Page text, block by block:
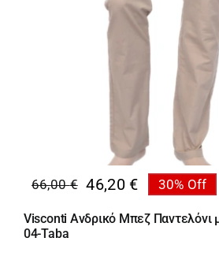
66,00€
Original
price
was:
46,20 €
Η
τρέχουσα
τιμή
30% Off
Visconti Ανδρικό Μπεζ Παντελόνι
04-Taba